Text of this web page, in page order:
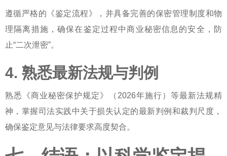
遵循严格的《鉴定流程》，并具备完善的保密管理制度和物
理隔离措施，确保在鉴定过程中商业秘密信息的安全，防
止“二次泄密”。
4. 熟悉最新法规与判例
熟悉《商业秘密保护规定》（2026年施行）等最新法规精
神，掌握司法实践中关于损失认定的最新判例和裁判尺度，
确保鉴定意见与法律要求高度契合。